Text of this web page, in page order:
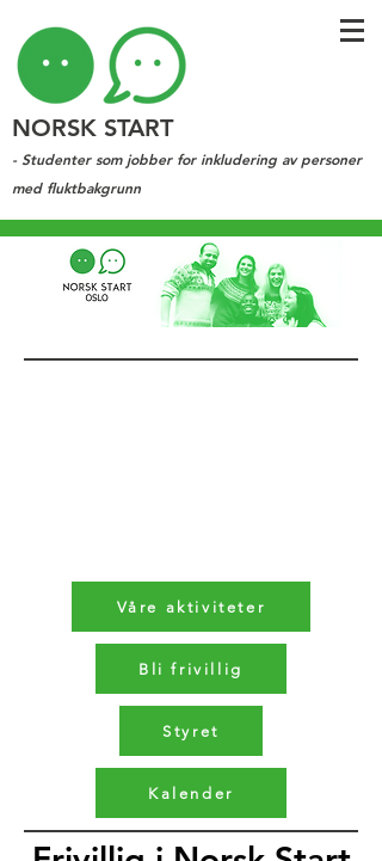
NORSK START
- Studenter som jobber for inkludering av personer
med fluktbakgrunn
Våre aktiviteter
Bli frivillig
Styret
Kalender